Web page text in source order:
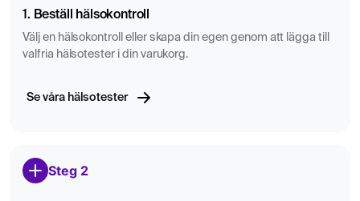
1. Beställ hälsokontroll
Välj en hälsokontroll eller skapa din egen genom att lägga till
valfria hälsotester i din varukorg.
Se våra hälsotester
Steg 2